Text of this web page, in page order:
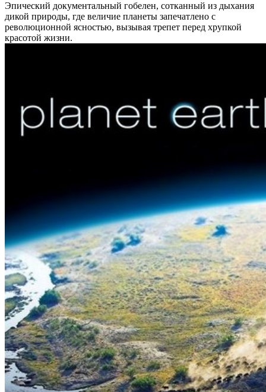
Эпический документальный гобелен, сотканный из дыхания
дикой природы, где величие планеты запечатлено с
революционной ясностью, вызывая трепет перед хрупкой
красотой жизни.